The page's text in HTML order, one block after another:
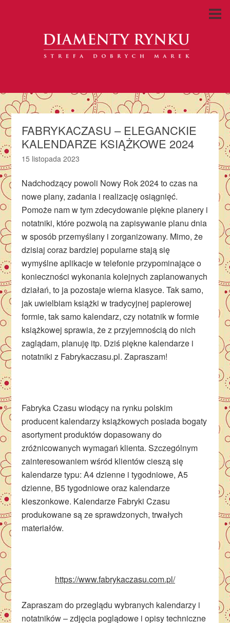
FABRYKACZASU – ELEGANCKIE
KALENDARZE KSIĄŻKOWE 2024
15 listopada 2023
Nadchodzący powoli Nowy Rok 2024 to czas na
nowe plany, zadania i realizację osiągnięć.
Pomoże nam w tym zdecydowanie piękne planery i
notatniki, które pozwolą na zapisywanie planu dnia
w sposób przemyślany i zorganizowany. Mimo, że
dzisiaj coraz bardziej popularne stają się
wymyślne aplikacje w telefonie przypominające o
konieczności wykonania kolejnych zaplanowanych
działań, to ja pozostaje wierna klasyce. Tak samo,
jak uwielbiam książki w tradycyjnej papierowej
formie, tak samo kalendarz, czy notatnik w formie
książkowej sprawia, że z przyjemnością do nich
zaglądam, planuję itp. Dziś piękne kalendarze i
notatniki z Fabrykaczasu.pl. Zapraszam!
Fabryka Czasu wiodący na rynku polskim
producent kalendarzy książkowych posiada bogaty
asortyment produktów dopasowany do
zróżnicowanych wymagań klienta. Szczególnym
zainteresowaniem wśród klientów cieszą się
kalendarze typu: A4 dzienne i tygodniowe, A5
dzienne, B5 tygodniowe oraz kalendarze
kieszonkowe. Kalendarze Fabryki Czasu
produkowane są ze sprawdzonych, trwałych
materiałów.
https://www.fabrykaczasu.com.pl/
Zapraszam do przeglądu wybranych kalendarzy i
notatników – zdjęcia poglądowe i opisy techniczne